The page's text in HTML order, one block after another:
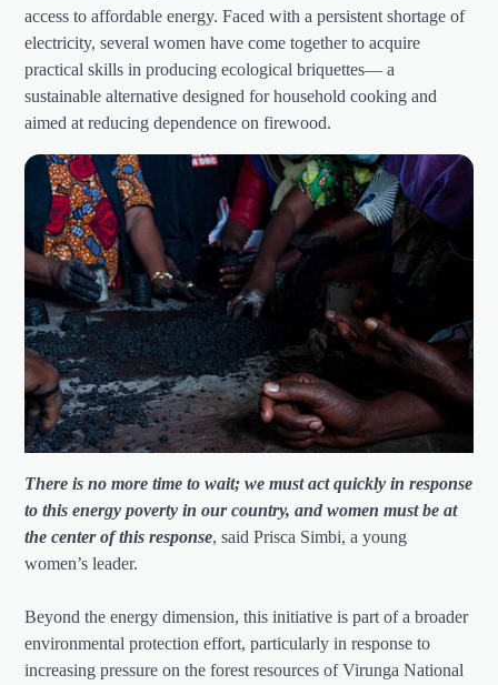
access to affordable energy. Faced with a persistent shortage of
electricity, several women have come together to acquire
practical skills in producing ecological briquettes— a
sustainable alternative designed for household cooking and
aimed at reducing dependence on firewood.
There is no more time to wait; we must act quickly in response
to this energy poverty in our country, and women must be at
the center of this response, said Prisca Simbi, a young
women’s leader.
Beyond the energy dimension, this initiative is part of a broader
environmental protection effort, particularly in response to
increasing pressure on the forest resources of Virunga National